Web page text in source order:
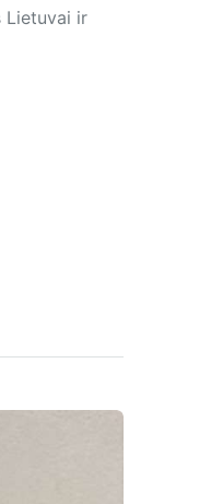
Lietuvai ir